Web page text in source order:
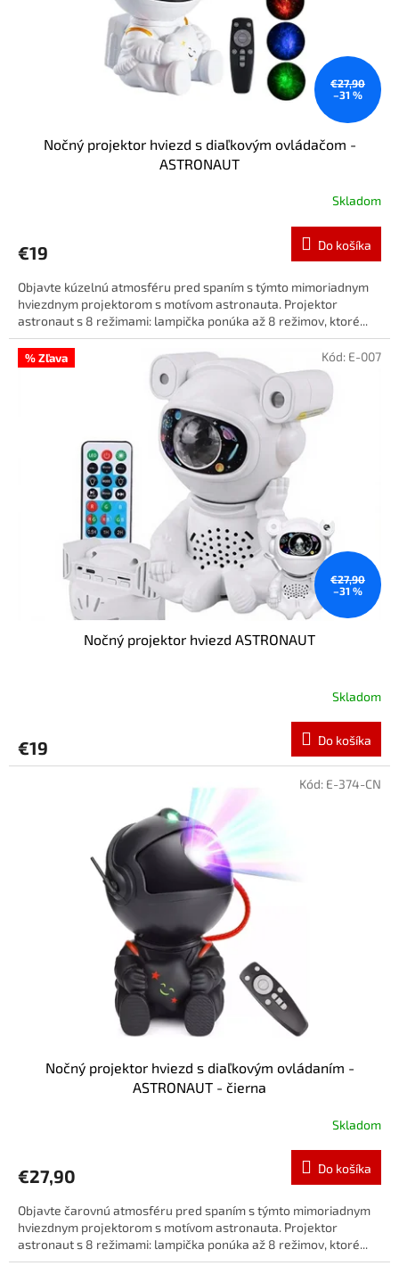
€27,90
–31 %
Nočný projektor hviezd s diaľkovým ovládačom -
ASTRONAUT
Skladom
€19 Do košíka
Objavte kúzelnú atmosféru pred spaním s týmto mimoriadnym
hviezdnym projektorom s motívom astronauta. Projektor
astronaut s 8 režimami: lampička ponúka až 8 režimov, ktoré...
% Zľava
€27,90
–31 %
Nočný projektor hviezd ASTRONAUT
Skladom
€19 Do košíka
Kód: E-007
Nočný projektor hviezd s diaľkovým ovládaním -
ASTRONAUT - čierna
Skladom
€27,90 Do košíka
Objavte čarovnú atmosféru pred spaním s týmto mimoriadnym
hviezdnym projektorom s motívom astronauta. Projektor
astronaut s 8 režimami: lampička ponúka až 8 režimov, ktoré...
Kód: E-374-CN